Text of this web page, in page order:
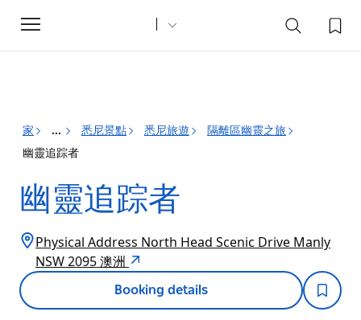
Toggle
navigation
家 ... 悉尼景點 悉尼旅遊
隔離區幽靈之旅
幽靈追踪者
幽靈追踪者
Physical Address North Head Scenic Drive Manly
NSW 2095 澳洲
Booking details